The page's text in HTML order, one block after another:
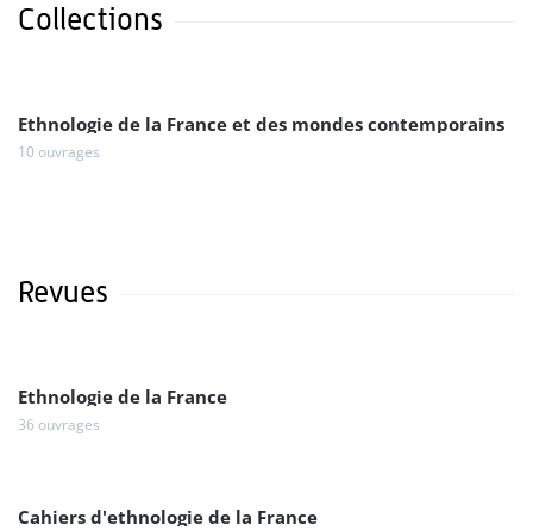
Collections
Ethnologie de la France et des mondes contemporains
10 ouvrages
Revues
Ethnologie de la France
36 ouvrages
Cahiers d'ethnologie de la France